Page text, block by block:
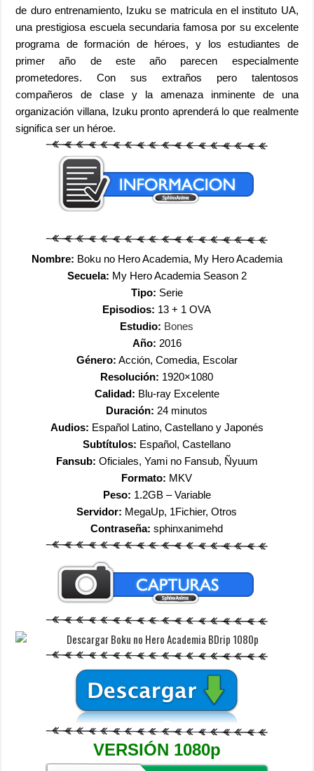
de duro entrenamiento, Izuku se matricula en el instituto UA,
una prestigiosa escuela secundaria famosa por su excelente
programa de formación de héroes, y los estudiantes de
primer año de este año parecen especialmente
prometedores. Con sus extraños pero talentosos
compañeros de clase y la amenaza inminente de una
organización villana, Izuku pronto aprenderá lo que realmente
significa ser un héroe.
Nombre: Boku no Hero Academia, My Hero Academia
Secuela: My Hero Academia Season 2
Tipo: Serie
Episodios: 13 + 1 OVA
Estudio: Bones
Año: 2016
Género: Acción, Comedia, Escolar
Resolución: 1920×1080
Calidad: Blu-ray Excelente
Duración: 24 minutos
Audios: Español Latino, Castellano y Japonés
Subtítulos: Español, Castellano
Fansub: Oficiales, Yami no Fansub, Ñyuum
Formato: MKV
Peso: 1.2GB – Variable
Servidor: MegaUp, 1Fichier, Otros
Contraseña:sphinxanimehd
VERSIÓN 1080p